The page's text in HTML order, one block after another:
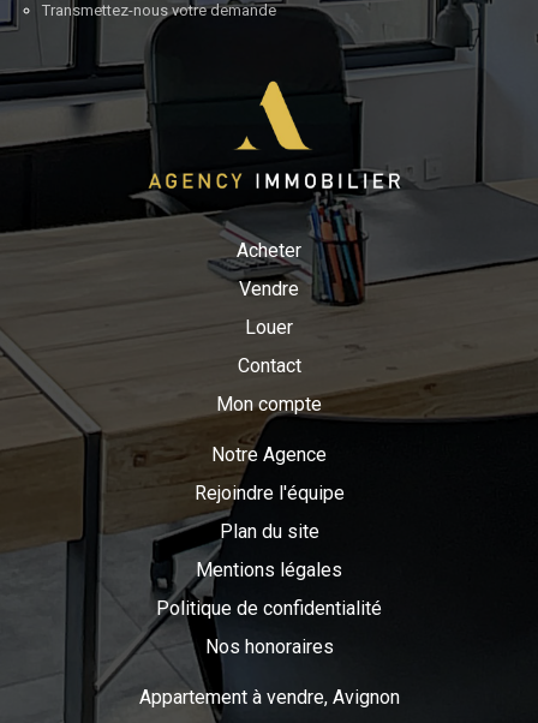
Transmettez-nous votre demande
Acheter
Vendre
Louer
Contact
Mon compte
Notre Agence
Rejoindre l'équipe
Plan du site
Mentions légales
Politique de confidentialité
Nos honoraires
Appartement à vendre, Avignon